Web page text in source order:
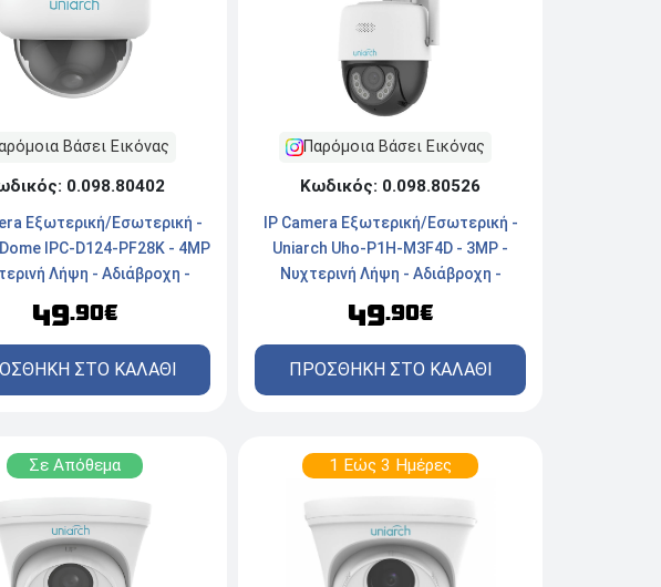
Βάσει Εικόνας
0.098.80402
Εξωτερική/Εσωτερική -
IPC-D124-PF28K - 4MP
Λήψη - Αδιάβροχη -
49.90€
ΣΤΟ ΚΑΛΑΘΙ
Παρόμοια Βάσει Εικόνας
Κωδικός: 0.098.80526
IP Camera Εξωτερική/Εσωτερική -
Uniarch Uho-P1H-M3F4D - 3MP -
Νυχτερινή Λήψη - Αδιάβροχη -
49.90€
ΠΡΟΣΘΗΚΗ ΣΤΟ ΚΑΛΑΘΙ
Σε Απόθεμα 1 Εώς 3 Ημέρες